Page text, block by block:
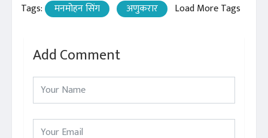
Tags: मनमोहन सिंग अणुकरार Load More Tags
Add Comment